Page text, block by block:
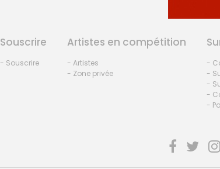
Souscrire
- Souscrire
Artistes en compétition
- Artistes
- Zone privée
-
-
-
-
-